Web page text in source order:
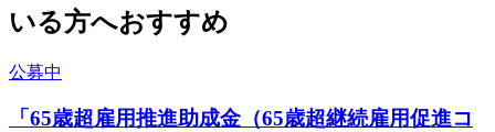
いる方へおすすめ
公募中
「65歳超雇用推進助成金（65歳超継続雇用促進コ